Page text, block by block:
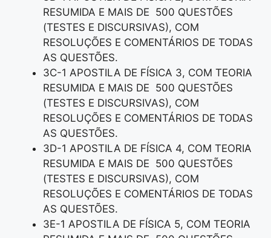
RESUMIDA E MAIS DE 500 QUESTÕES
(TESTES E DISCURSIVAS), COM
RESOLUÇÕES E COMENTÁRIOS DE TODAS
AS QUESTÕES.
3C-1 APOSTILA DE FÍSICA 3, COM TEORIA
RESUMIDA E MAIS DE 500 QUESTÕES
(TESTES E DISCURSIVAS), COM
RESOLUÇÕES E COMENTÁRIOS DE TODAS
AS QUESTÕES.
3D-1 APOSTILA DE FÍSICA 4, COM TEORIA
RESUMIDA E MAIS DE 500 QUESTÕES
(TESTES E DISCURSIVAS), COM
RESOLUÇÕES E COMENTÁRIOS DE TODAS
AS QUESTÕES.
3E-1 APOSTILA DE FÍSICA 5, COM TEORIA